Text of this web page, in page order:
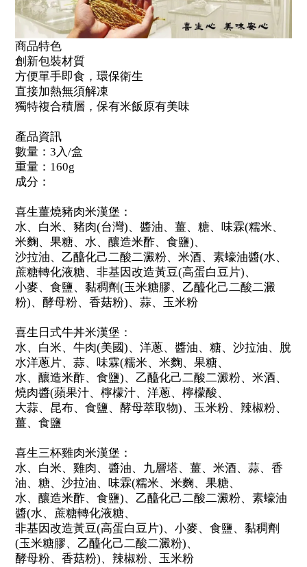
商品特色
創新包裝材質
方便單手即食，環保衛生
直接加熱無須解凍
獨特複合積層，保有米飯原有美味
產品資訊
數量：3入/盒
重量：160g
成分：
喜生薑燒豬肉米漢堡：
水、白米、豬肉(台灣)、醬油、薑、糖、味霖(糯米、
米麴、果糖、水、釀造米酢、食鹽)、
沙拉油、乙醯化己二酸二澱粉、米酒、素蠔油醬(水、
蔗糖轉化液糖、非基因改造黃豆(高蛋白豆片)、
小麥、食鹽、黏稠劑(玉米糖膠、乙醯化己二酸二澱
粉)、酵母粉、香菇粉)、蒜、玉米粉
喜生日式牛丼米漢堡：
水、白米、牛肉(美國)、洋蔥、醬油、糖、沙拉油、脫
水洋蔥片、蒜、味霖(糯米、米麴、果糖、
水、釀造米酢、食鹽)、乙醯化己二酸二澱粉、米酒、
燒肉醬(蘋果汁、檸檬汁、洋蔥、檸檬酸、
大蒜、昆布、食鹽、酵母萃取物)、玉米粉、辣椒粉、
薑、食鹽
喜生三杯雞肉米漢堡：
水、白米、雞肉、醬油、九層塔、薑、米酒、蒜、香
油、糖、沙拉油、味霖(糯米、米麴、果糖、
水、釀造米酢、食鹽)、乙醯化己二酸二澱粉、素蠔油
醬(水、蔗糖轉化液糖、
非基因改造黃豆(高蛋白豆片)、小麥、食鹽、黏稠劑
(玉米糖膠、乙醯化己二酸二澱粉)、
酵母粉、香菇粉)、辣椒粉、玉米粉